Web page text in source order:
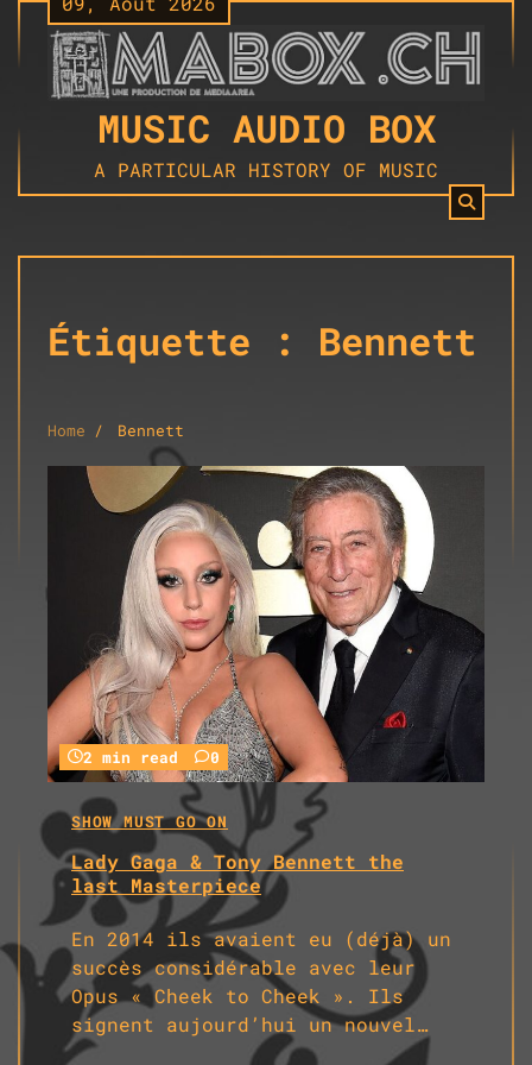
Skip
to
content
MUSIC AUDIO BOX
A PARTICULAR HISTORY OF MUSIC
Étiquette : Bennett
Home Bennett
2 min read 0
SHOW MUST GO ON
Lady Gaga & Tony Bennett the
last Masterpiece
En 2014 ils avaient eu (déjà) un
succès considérable avec leur
Opus « Cheek to Cheek ». Ils
signent aujourd’hui un nouvel…